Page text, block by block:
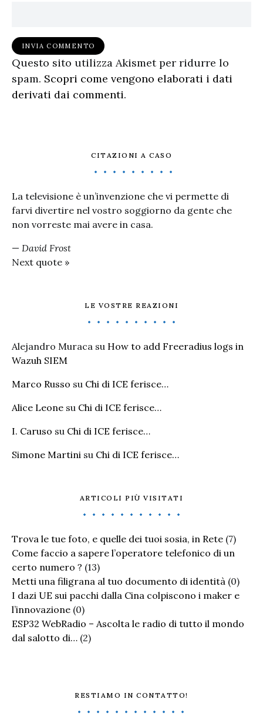
Questo sito utilizza Akismet per ridurre lo
spam. Scopri come vengono elaborati i dati
derivati dai commenti.
CITAZIONI A CASO
La televisione è un’invenzione che vi permette di
farvi divertire nel vostro soggiorno da gente che
non vorreste mai avere in casa.
— David Frost
Next quote »
LE VOSTRE REAZIONI
Alejandro Muraca su How to add Freeradius logs in
Wazuh SIEM
Marco Russo su Chi di ICE ferisce…
Alice Leone su Chi di ICE ferisce…
I. Caruso su Chi di ICE ferisce…
Simone Martini su Chi di ICE ferisce…
ARTICOLI PIÙ VISITATI
Trova le tue foto, e quelle dei tuoi sosia, in Rete (7)
Come faccio a sapere l’operatore telefonico di un
certo numero ? (13)
Metti una filigrana al tuo documento di identità (0)
I dazi UE sui pacchi dalla Cina colpiscono i maker e
l’innovazione (0)
ESP32 WebRadio – Ascolta le radio di tutto il mondo
dal salotto di… (2)
RESTIAMO IN CONTATTO!